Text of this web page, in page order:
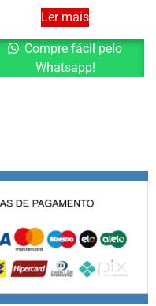
Ler mais
Compre fácil pelo
Whatsapp!